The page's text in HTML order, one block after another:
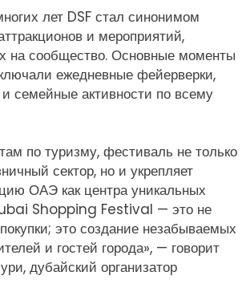
лет DSF стал синонимом
и мероприятий,
на сообщество. Основные моменты
ежедневные фейерверки,
семейные активности по всему
по туризму, фестиваль не только
сектор, но и укрепляет
ОАЭ как центра уникальных
Shopping Festival — это не
это создание незабываемых
и гостей города», — говорит
дубайский организатор